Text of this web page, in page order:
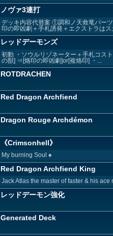
ノヴァ3連打
デッキ内容代替案 ①調和ノ天救竜パー
印の即凶劇＋手札誘発＋エクストラはス
レッドデーモンズ
初動 ・ソウルリゾネーター＋手札コス
の獣] ⇒[烙印の即凶劇]or[複烙印] ・...
ROTDRACHEN
Red Dragon Archfiend
Dragon Rouge Archdémon
《Crimsonhell》
My burning Soul ♠️
Red Dragon Archfiend King
Jack Atlas the master of faster & his
レッドデーモン強化
Generated Deck